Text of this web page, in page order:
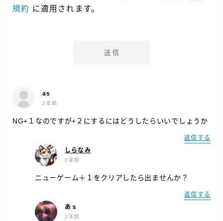
規約 に適用されます。
as
2年前
NG+１なのですが+２にするにはどうしたらいいでしょうか
返信する
しらなみ
2年前
ニューゲーム＋１をクリアしたら出ませんか？
返信する
あｓ
2年前